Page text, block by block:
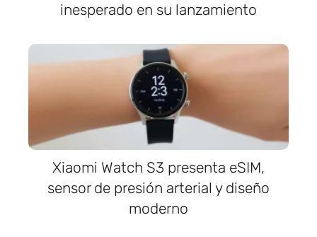
inesperado en su lanzamiento
Xiaomi Watch S3 presenta eSIM,
sensor de presión arterial y diseño
moderno